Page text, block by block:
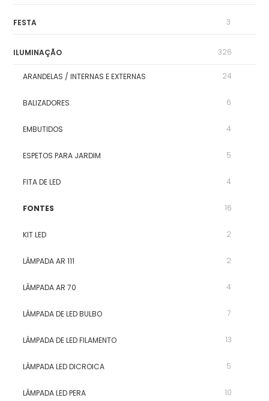
FESTA 3
ILUMINAÇÃO 326
ARANDELAS / INTERNAS E EXTERNAS 24
BALIZADORES 6
EMBUTIDOS 4
ESPETOS PARA JARDIM 5
FITA DE LED 4
FONTES 16
KIT LED 2
LÂMPADA AR 111 2
LÂMPADA AR 70 4
LÂMPADA DE LED BULBO 7
LÂMPADA DE LED FILAMENTO 13
LÂMPADA LED DICROICA 5
LÂMPADA LED PERA 10